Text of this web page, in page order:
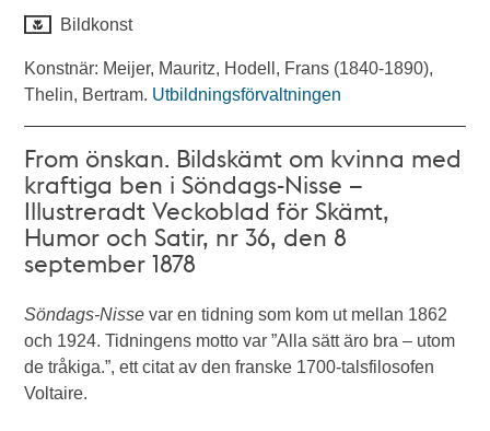
Bildkonst
Konstnär: Meijer, Mauritz, Hodell, Frans (1840-1890),
Thelin, Bertram. Utbildningsförvaltningen
From önskan. Bildskämt om kvinna med
kraftiga ben i Söndags-Nisse –
Illustreradt Veckoblad för Skämt,
Humor och Satir, nr 36, den 8
september 1878
Söndags-Nisse var en tidning som kom ut mellan 1862
och 1924. Tidningens motto var ”Alla sätt äro bra – utom
de tråkiga.”, ett citat av den franske 1700-talsfilosofen
Voltaire.